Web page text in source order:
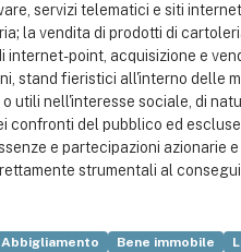
servizi telematici e siti
la vendita di prodotti di
point, acquisizione e
stand fieristici all'interno delle
utili nell'interesse sociale, di
confronti del pubblico ed
e partecipazioni azionarie
strumentali al
Abbigliamento Bene immobile